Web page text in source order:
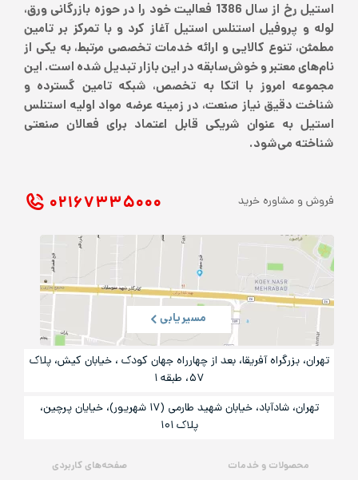
استیل رخ از سال 1386 فعالیت خود را در حوزه بازرگانی ورق،
لوله و پروفیل استنلس استیل آغاز کرد و با تمرکز بر تامین
مطمئن، تنوع کالایی و ارائه خدمات تخصصی مرتبط، به یکی از
نام‌های معتبر و خوش‌سابقه در این بازار تبدیل شده است. این
مجموعه امروز با اتکا به تخصص، شبکه تامین گسترده و
شناخت دقیق نیاز صنعت، در زمینه عرضه مواد اولیه استنلس
استیل به عنوان شریکی قابل اعتماد برای فعالان صنعتی
شناخته می‌شود.
محصولات و خدمات صفحه‌های کاربردی
فروش و مشاوره خرید ۰۲۱ ۶۷۳۳۵۰۰۰
مسیریابی
تهران، بزرگراه آفریقا، بعد از چهارراه جهان کودک ، خیابان کیش، پلاک
۵۷، طبقه ۱
تهران، شادآباد، خیابان شهید طارمی (۱۷ شهریور)، خیایان پرچین،
پلاک ۱۰۱